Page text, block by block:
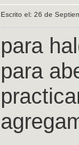
Escrito el: 26 de
para
para